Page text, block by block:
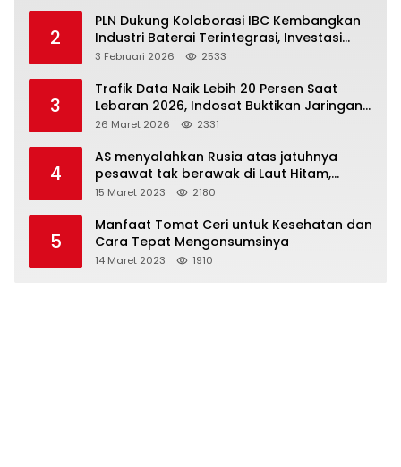
2
PLN Dukung Kolaborasi IBC Kembangkan
Industri Baterai Terintegrasi, Investasi
Capai USD 6 Miliar
3 Februari 2026 2533
3
Trafik Data Naik Lebih 20 Persen Saat
Lebaran 2026, Indosat Buktikan Jaringan
Tangguh Layani Jutaan Pemudik
26 Maret 2026 2331
4
AS menyalahkan Rusia atas jatuhnya
pesawat tak berawak di Laut Hitam,
Moskow menyangkal
15 Maret 2023 2180
5
Manfaat Tomat Ceri untuk Kesehatan dan
Cara Tepat Mengonsumsinya
14 Maret 2023 1910